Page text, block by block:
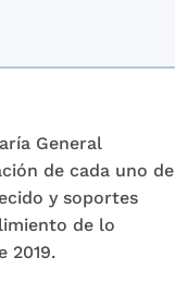
General
de cada uno de
y soportes
de lo
2019.